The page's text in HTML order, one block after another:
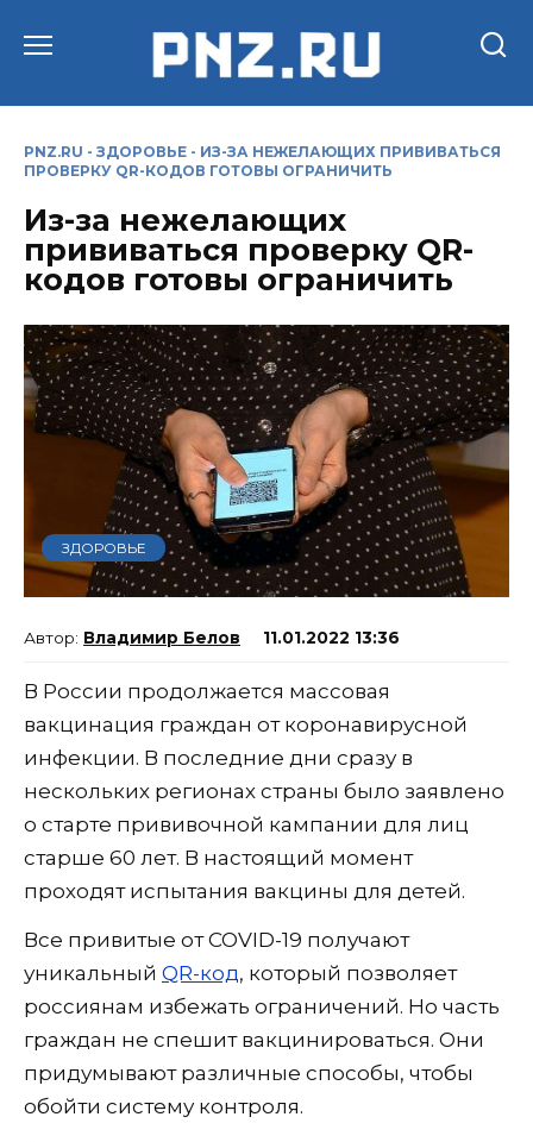
PNZ.RU - ЗДОРОВЬЕ - ИЗ-ЗА НЕЖЕЛАЮЩИХ ПРИВИВАТЬСЯ
ПРОВЕРКУ QR-КОДОВ ГОТОВЫ ОГРАНИЧИТЬ
Из-за нежелающих
прививаться проверку QR-
кодов готовы ограничить
ЗДОРОВЬЕ
Владимир Белов 11.01.2022 13:36
В России продолжается массовая
вакцинация граждан от коронавирусной
инфекции. В последние дни сразу в
нескольких регионах страны было заявлено
о старте прививочной кампании для лиц
старше 60 лет. В настоящий момент
проходят испытания вакцины для детей.
Все привитые от COVID-19 получают
уникальный QR-код, который позволяет
россиянам избежать ограничений. Но часть
граждан не спешит вакцинироваться. Они
придумывают различные способы, чтобы
обойти систему контроля.